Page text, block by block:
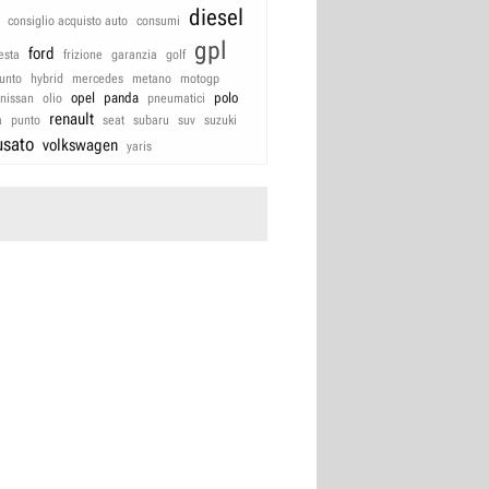
consiglio acquisto auto consumi diesel
ford frizione garanzia golf gpl
hybrid mercedes metano motogp
nissan olio opel panda pneumatici polo
punto renault seat subaru suv suzuki
volkswagen yaris